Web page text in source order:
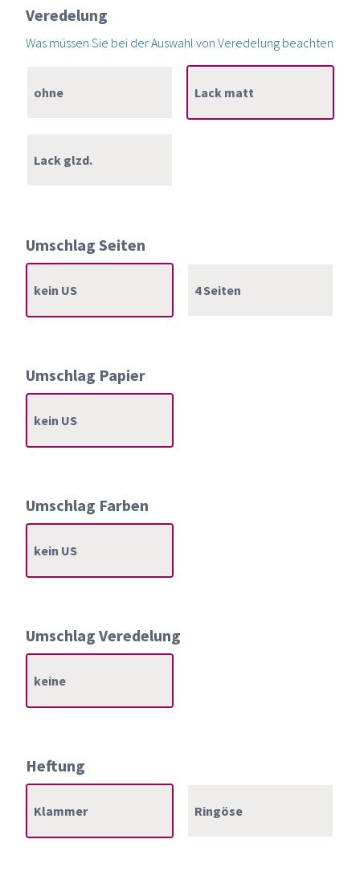
Veredelung
Was müssen Sie bei der Auswahl von Veredelung beachten
ohne Lack matt
Lack glzd.
Umschlag Seiten
kein US 4 Seiten
Umschlag Papier
kein US
Umschlag Farben
kein US
Umschlag Veredelung
keine
Heftung
Klammer Ringöse